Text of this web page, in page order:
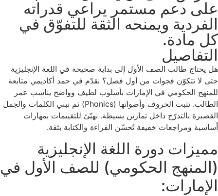
على دعم مستمر يراعي قدراته
الفردية ويمنحه الثقة للتفوّق في
كل مادة.
التفاصيل
هل يحتاج طالب الصف الأول إلى بداية صحيحة في اللغة الإنجليزية
حتى لا تتكوّن فجوات من أول فصل؟ نقدّم في حمد أكاديمي متابعة
للمنهج الحكومي في الإمارات بأسلوب لطيف وواضح يناسب عمر
الطالب. نثبت الحروف وأصواتها (Phonics) ثم نبني الكلمات والجمل
القصيرة بالتدرّج داخل تمارين بسيطة. نهيّئ للتقييمات بمهارات
أساسية ومراجعات خفيفة تُحسّن القراءة والكتابة بثقة.
مميزات دورة اللغة الإنجليزية
(المنهج الحكومي) للصف الأول في
الإمارات: